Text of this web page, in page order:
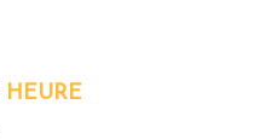
HEURE